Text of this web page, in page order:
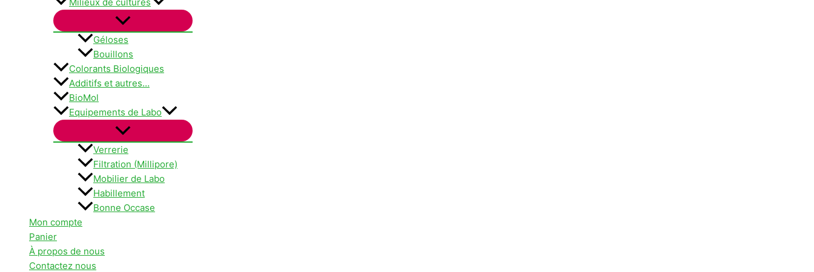
Géloses
Bouillons
Colorants Biologiques
Additifs et autres…
BioMol
Equipements de Labo
Verrerie
Filtration (Millipore)
Mobilier de Labo
Habillement
Bonne Occase
Mon compte
Panier
À propos de nous
Contactez nous